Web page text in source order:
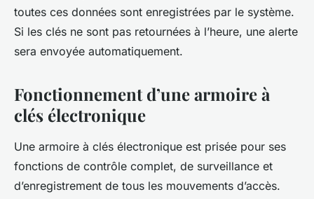
toutes ces données sont enregistrées par le système.
Si les clés ne sont pas retournées à l’heure, une alerte
sera envoyée automatiquement.
Fonctionnement d’une armoire à
clés électronique
Une armoire à clés électronique est prisée pour ses
fonctions de contrôle complet, de surveillance et
d’enregistrement de tous les mouvements d’accès.